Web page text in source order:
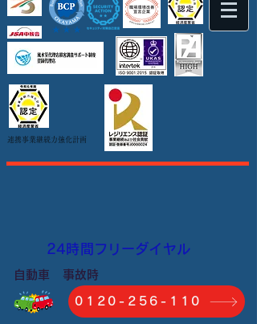
連携事業継続力強化 計画
​24時間フリーダイヤル
自動車 事故時
0120-256-110